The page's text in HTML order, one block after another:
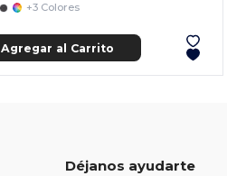
+3 Colores
Agregar al Carrito
Déjanos ayudarte